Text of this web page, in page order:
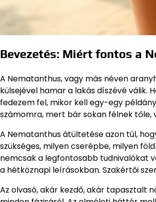
Bevezetés: Miért fontos a
A Nematanthus, vagy más néven
külsejével hamar a lakás díszévé válik.
fedezem fel, mikor kell egy-egy
számomra, mert bár sokan félnek tőle,
A Nematanthus átültetése azon túl,
szükséges, milyen cserépbe, milyen
nemcsak a legfontosabb tudnivalókat
a hétköznapi leírásokban. Szakértői
Az olvasó, akár kezdő, akár